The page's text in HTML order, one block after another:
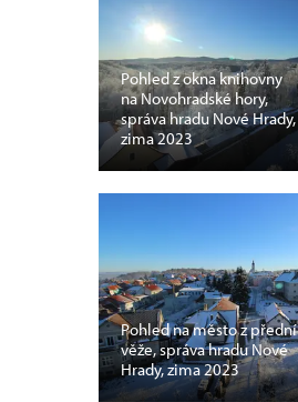
Pohled z okna knihovny
na Novohradské hory,
správa hradu Nové Hrady,
zima 2023
Pohled na město z přední
věže, správa hradu Nové
Hrady, zima 2023